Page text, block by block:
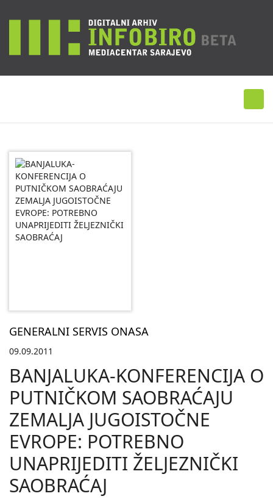
GENERALNI SERVIS ONASA
09.09.2011
BANJALUKA-KONFERENCIJA O
PUTNIČKOM SAOBRAĆAJU
ZEMALJA JUGOISTOČNE
EVROPE: POTREBNO
UNAPRIJEDITI ŽELJEZNIČKI
SAOBRAĆAJ